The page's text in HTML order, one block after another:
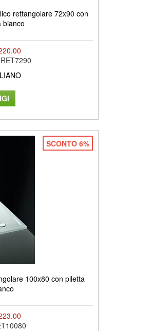
rettangolare 72x90 con
bianco
SCONTO 6%
100x80 con piletta